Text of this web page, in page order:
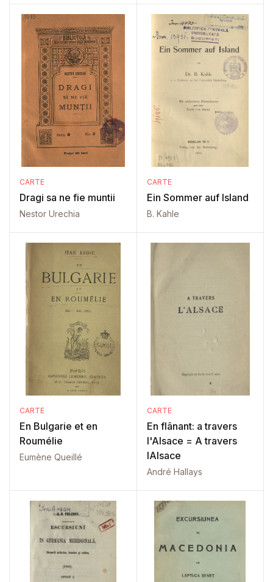
CARTE
Dragi sa ne fie muntii
Nestor Urechia
CARTE
Ein Sommer auf Island
B. Kahle
CARTE
En Bulgarie et en
Roumélie
Eumène Queillé
CARTE
En flânant: a travers
l'Alsace = A travers
lAlsace
André Hallays